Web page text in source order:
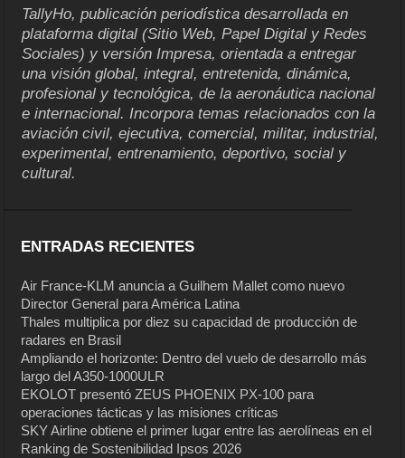
TallyHo, publicación periodística desarrollada en
plataforma digital (Sitio Web, Papel Digital y Redes
Sociales) y versión Impresa, orientada a entregar
una visión global, integral, entretenida, dinámica,
profesional y tecnológica, de la aeronáutica nacional
e internacional. Incorpora temas relacionados con la
aviación civil, ejecutiva, comercial, militar, industrial,
experimental, entrenamiento, deportivo, social y
cultural.
ENTRADAS RECIENTES
Air France-KLM anuncia a Guilhem Mallet como nuevo
Director General para América Latina
Thales multiplica por diez su capacidad de producción de
radares en Brasil
Ampliando el horizonte: Dentro del vuelo de desarrollo más
largo del A350-1000ULR
EKOLOT presentó ZEUS PHOENIX PX-100 para
operaciones tácticas y las misiones críticas
SKY Airline obtiene el primer lugar entre las aerolíneas en el
Ranking de Sostenibilidad Ipsos 2026